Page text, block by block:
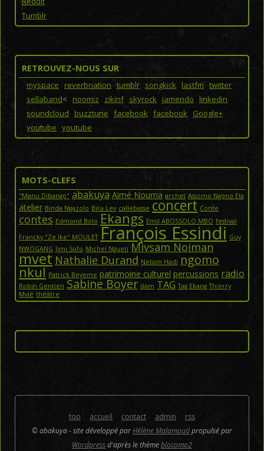
Tumblr
RETROUVEZ-NOUS SUR
myspace reverbnation tumblr songkick lastfm twitter
sellaband< noomiz zikinf skyrock jamendo linkedin
soundcloud
buzztune facebook facebook Google+
youtube youtube
MOTS-CLEFS
"Manu Dibango" abakuya Aimé Nouma archet Assomo Ngono Ela
atelier Binda Ngazolo Bira Lev callebasse concert Conte
contes Edmond Bolo Ekangs Emil ABOSSOLO MBO festival
Francky "Ze Ike" MOULET François Essindi Guy
NWOGANG Jimi Sofo Michel Ngueti Mivsam Noiman
mvet Nathalie Durand Nelson Hadi ngomo
nkul Patrick Beyeme patrimoine culturel percussions radio
Robin Gentien Sabine Boyer slam TAG Tag Ekang Thierry
Mvié théâtre
top accueil contact admin
rss
© abakuya - site développé parHélène Malamoudpropulsé par
Wordpressd'après le thèmeblocomo2